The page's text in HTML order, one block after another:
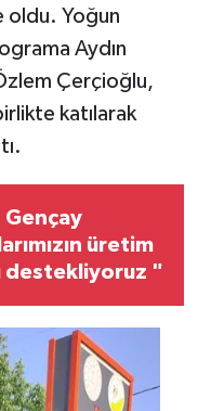
oldu. Yoğun
Aydın
Çerçioğlu,
katılarak
Gençay
üretim
destekliyoruz "